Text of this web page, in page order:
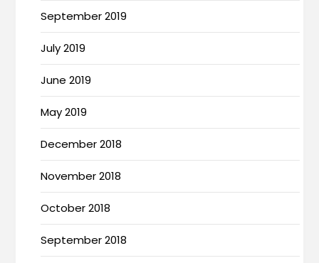
September 2019
July 2019
June 2019
May 2019
December 2018
November 2018
October 2018
September 2018